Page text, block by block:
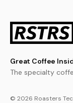
Great Coffee
The specialty
© 2026 Roasters